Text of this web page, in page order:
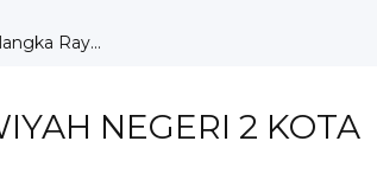
d...
Ku...
di ...
... NEGERI 2 KOTA